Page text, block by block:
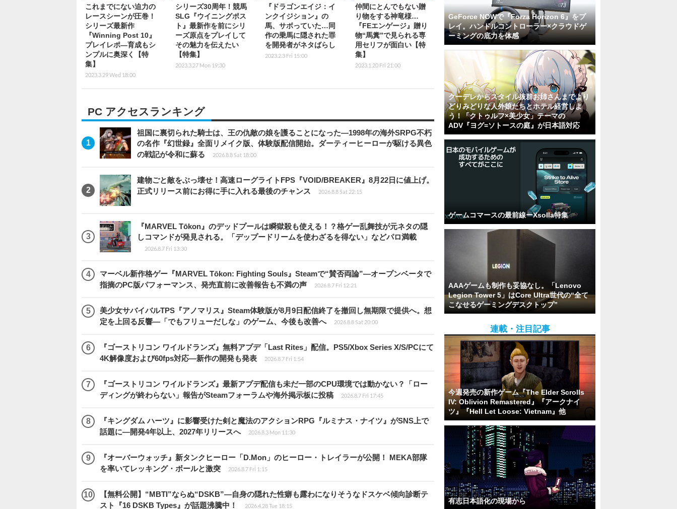
これまでにない迫力の
レースシーンが圧巻！
シリーズ最新作
『Winning Post 10』
プレイレポ―育成もシ
ンプルに奥深く【特
集】
2023.3.29 Wed 18:00
シリーズ30周年！競馬
SLG『ウイニングポス
ト』最新作を前にシリ
ーズ原点をプレイして
その魅力を伝えたい
【特集】
2023.3.27 Mon 19:30
『ドラゴンエイジ：イ
ンクイジション』の
馬、サボっていた…同
作の乗馬に隠された罪
を開発者がネタばらし
2023.2.3 Fri 15:00
仲間にとんでもない贈
り物をする神竜様…
『FEエンゲージ』贈り
物“馬糞”で見られる専
用セリフが面白い【特
集】
2023.1.20 Fri 21:00
PC アクセスランキング
祖国に裏切られた騎士は、王の仇敵の娘を護ることになった―1998年の海外SRPG不朽
の名作『幻世録』全面リメイク版、体験版配信開始。ダーティーヒーローが駆ける異色
の戦記が令和に蘇る
2026.8.8 Sat 18:00
建物ごと敵をぶっ壊せ！高速ローグライトFPS『VOID/BREAKER』8月22日に値上げ。
正式リリース前にお得に手に入れる最後のチャンス
2026.8.8 Sat 22:15
『MARVEL Tōkon』のデッドプールは瞬獄殺も使える！？格ゲー乱舞技が元ネタの隠
しコマンドが発見される。「デップードリームを使わざるを得ない」などパロ満載
2026.8.7 Fri 13:30
マーベル新作格ゲー『MARVEL Tōkon: Fighting Souls』Steamで“賛否両論”―オープンベータで
指摘のPC版パフォーマンス、発売直前に改善報告も不満の声
2026.8.7 Fri 12:21
美少女サバイバルTPS『アノマリス』Steam体験版が8月9日配信終了を撤回し無期限で提供へ。想
定を上回る反響―「でもフリューだしな」のゲーム、今後も改善へ
2026.8.8 Sat 20:00
『ゴーストリコン ワイルドランズ』無料アプデ「Last Rites」配信。PS5/Xbox Series X/S/PCにて
4K解像度および60fps対応―新作の開発も発表
2026.8.7 Fri 1:54
『ゴーストリコン ワイルドランズ』最新アプデ配信も未だ一部のCPU環境では動かない？「ロー
ディングが終わらない」報告がSteamフォーラムや海外掲示板に投稿
2026.8.7 Fri 17:45
『キングダム ハーツ』に影響受けた剣と魔法のアクションRPG『ルミナス・ナイツ』がSNS上で
話題に―開発4年以上、2027年リリースへ
2026.8.3 Mon 11:30
『オーバーウォッチ』新タンクヒーロー「D.Mon」のヒーロー・トレイラーが公開！ MEKA部隊
を率いてレッキング・ボールと激突
2026.8.7 Fri 1:15
【無料公開】“MBTI”ならぬ“DSKB”―自身の隠れた性癖も露わになりそうなドスケベ傾向診断テ
スト『16 DSKB Types』が話題沸騰中！
2026.4.28 Tue 18:15
GeForce NOWで『Forza Horizon 6』をプ
レイ。ハンドルコントローラー×クラウドゲ
ーミングの底力を体感
クーデレからスタイル抜群お姉さんまでより
どりみどりな人外娘たちとホテル経営しよ
う！「クトゥルフ×美少女」テーマの
ADV『ヨグ=ソトースの庭』が日本語対応
ゲームコマースの最前線ーXsolla特集
AAAゲームも制作も妥協なし。「Lenovo
Legion Tower 5」はCore Ultra世代の“全て
こなせるゲーミングデスクトップ”
連載・注目記事
今週発売の新作ゲーム『The Elder Scrolls
IV: Oblivion Remastered』『アークナイ
ツ』『Hell Let Loose: Vietnam』他
有志日本語化の現場から